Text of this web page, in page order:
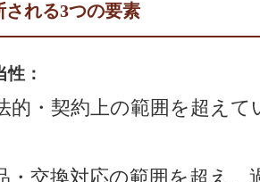
される3つの要素
：
的・契約上の範囲を超えて
・交換対応の範囲を超え、